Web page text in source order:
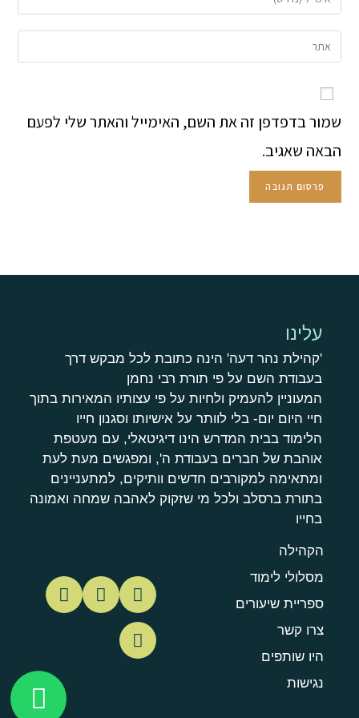
שמור בדפדפן זה את השם, האימייל והאתר שלי לפעם
הבאה שאגיב.
עלינו
'קהילת נהר דעה' הינה כתובת לכל מבקש דרך
בעבודת השם על פי תורת רבי נחמן
המעוניין להעמיק ולחיות על פי עצותיו המאירות בתוך
חיי היום יום- בלי לוותר על אישיותו וסגנון חייו
הלימוד בבית המדרש הינו דיגיטאלי, עם מעטפת
אוהבת של חברים בעבודת ה', ומפגשים מעת לעת
ומתאימה למקורבים חדשים וותיקים, למתעניינים
בתורת ברסלב ולכל מי שזקוק לאהבה שמחה ואמונה
בחייו
הקהילה
מסלולי לימוד
ספריית שיעורים
צרו קשר
היו שותפים
נגישות